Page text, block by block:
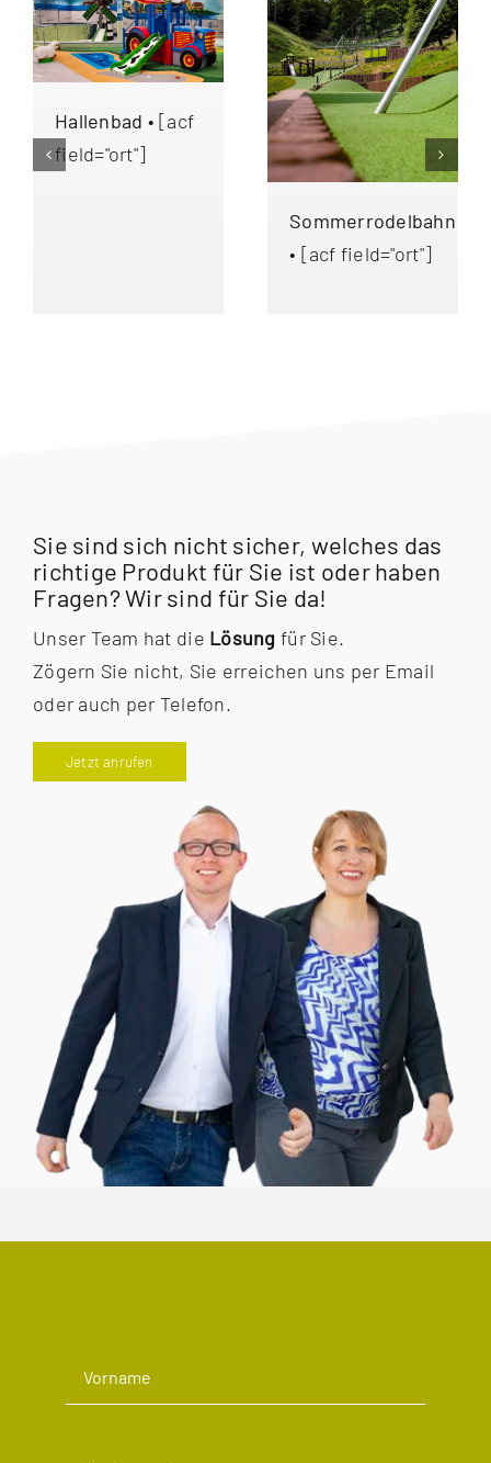
Hallenbad • [acf
field="ort"]
Sommerrodelbahn
• [acf field="ort"]
Sie sind sich nicht sicher, welches das
richtige Produkt für Sie ist oder haben
Fragen? Wir sind für Sie da!
Unser Team hat die Lösung für Sie.
Zögern Sie nicht, Sie erreichen uns per Email
oder auch per Telefon.
Jetzt anrufen